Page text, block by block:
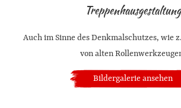
Treppenhausgestaltung
Auch im Sinne des Denkmalschutzes, wie
von alten
Bildergalerie ansehen